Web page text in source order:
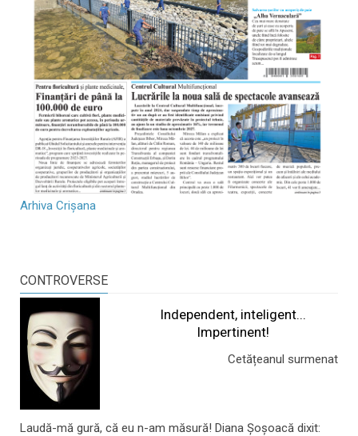
Arhiva Crișana
CONTROVERSE
Independent, inteligent...
Impertinent!
Cetățeanul surmenat
Laudă-mă gură, că eu n-am măsură! Diana Șoșoacă dixit: